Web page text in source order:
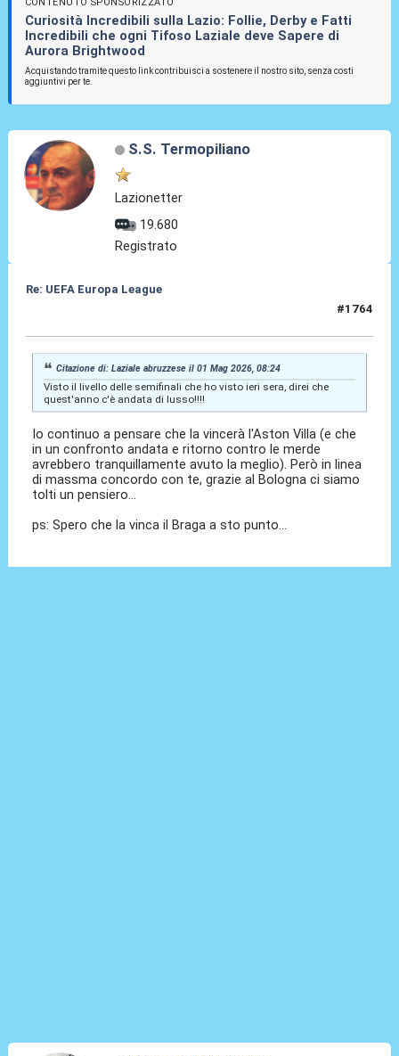
CONTENUTO SPONSORIZZATO
Curiosità Incredibili sulla Lazio: Follie, Derby e Fatti
Incredibili che ogni Tifoso Laziale deve Sapere di
Aurora Brightwood
Acquistando tramite questo link contribuisci a sostenere il nostro sito, senza costi
aggiuntivi per te.
S.S. Termopiliano
Lazionetter
19.680
Registrato
Re: UEFA Europa League
#1764
Citazione di: Laziale abruzzese il 01 Mag 2026, 08:24
Visto il livello delle semifinali che ho visto ieri sera, direi che
quest'anno c'è andata di lusso!!!!
Io continuo a pensare che la vincerà l'Aston Villa (e che
in un confronto andata e ritorno contro le merde
avrebbero tranquillamente avuto la meglio). Però in linea
di massma concordo con te, grazie al Bologna ci siamo
tolti un pensiero...
ps: Spero che la vinca il Braga a sto punto...